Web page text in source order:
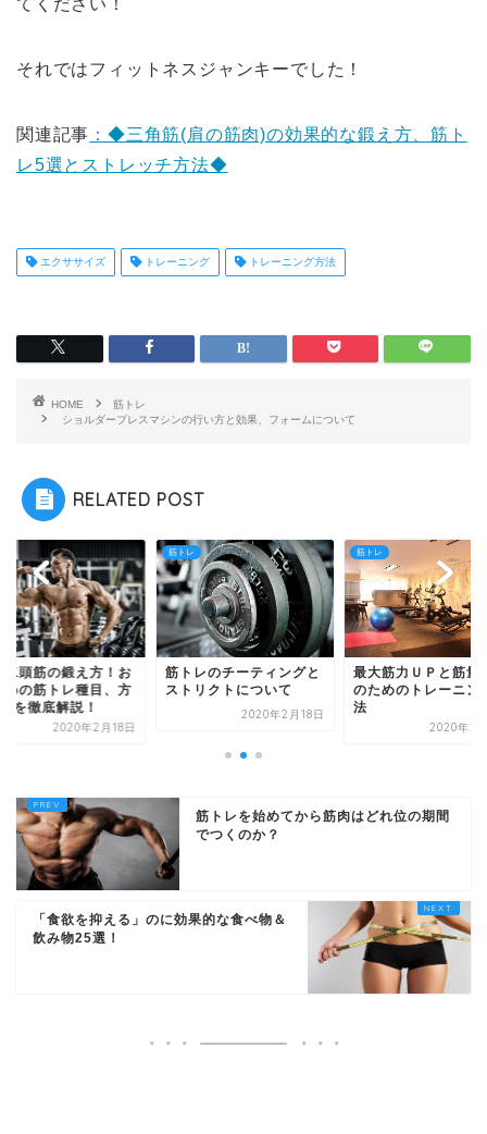
それではフィットネスジャンキーでした！
関連記事 ：◆三角筋(肩の筋肉)の効果的な鍛え方、筋ト
レ5選とストレッチ方法◆
エクササイズ トレーニング トレーニング方法
HOME
筋トレ
ショルダープレスマシンの行い方と効果、フォームについて
RELATED POST
二頭筋の鍛え方！お
めの筋トレ種目、方
を徹底解説！
2020年2月18日
筋トレ
筋トレのチーティングと
ストリクトについて
2020年2月18日
筋トレ
最大筋力ＵＰと筋量
のためのトレーニン
法
2020年2
筋トレを始めてから筋肉はどれ位の期間
でつくのか？
「食欲を抑える」のに効果的な食べ物＆
飲み物25選！